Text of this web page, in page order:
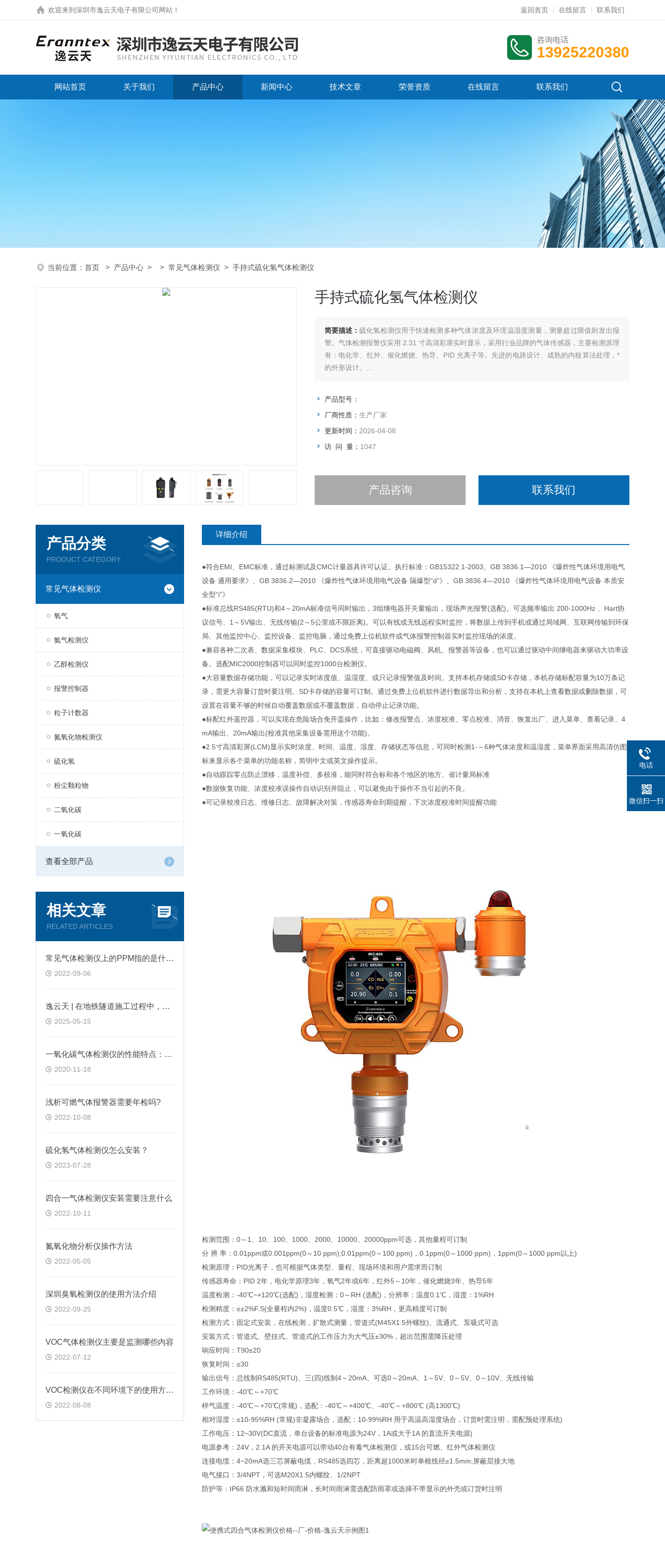
欢迎来到 深圳市逸云天电子有限公司网站 ！ 返回首页 在线留言 联系我们
咨询电话
13925220380
网站首页 关于我们 产品中心 新闻中心 技术文章 荣誉资质 在线留言 联系我们
当前位置： 首页 > 产品中心 > > 常见气体检测仪 > 手持式硫化氢气体检测仪
手持式硫化氢气体检测仪
简要描述： 硫化氢检测仪用于快速检测多种气体浓度及环境温湿度测量，测量超过限值则发出报
警。气体检测报警仪采用 2.31 寸高清彩屏实时显示，采用行业品牌的气体传感器，主要检测原理
有：电化学、红外、催化燃烧、热导、PID 光离子等。先进的电路设计、成熟的内核算法处理，*
的外形设计。
产品型号：
厂商性质： 生产厂家
更新时间： 2026-04-08
访 问 量： 1047
产品咨询 联系我们
产品分类
PRODUCT CATEGORY
常见气体检测仪
氧气
氨气检测仪
乙醇检测仪
报警控制器
粒子计数器
氮氧化物检测仪
硫化氢
粉尘颗粒物
二氧化碳
一氧化碳
查看全部产品
相关文章
RELATED ARTICLES
常见气体检测仪上的PPM指的是什么?
2022-09-06
逸云天 | 在地铁隧道施工过程中，便携式气体检测仪是如何预警缺氧环境的？
2025-05-15
一氧化碳气体检测仪的性能特点：逸云天分享
2020-11-18
浅析可燃气体报警器需要年检吗?
2022-10-08
硫化氢气体检测仪怎么安装？
2023-07-28
四合一气体检测仪安装需要注意什么
2022-10-11
氮氧化物分析仪操作方法
2022-05-05
深圳臭氧检测仪的使用方法介绍
2022-09-25
VOC气体检测仪主要是监测哪些内容
2022-07-12
VOC检测仪在不同环境下的使用方法?
2022-08-08
详细介绍
●符合EMI、EMC标准，通过标测试及CMC计量器具许可认证。执行标准：GB15322.1-2003、GB 3836.1—2010 《爆炸性气体环境用电气
设备 通用要求》、GB 3836.2—2010 《爆炸性气体环境用电气设备 隔爆型“d”》、GB 3836.4—2010 《爆炸性气体环境用电气设备 本质安
全型“i”》
●标准总线RS485(RTU)和4～20mA标准信号同时输出，3组继电器开关量输出，现场声光报警(选配)。可选频率输出 200-1000Hz 、Hart协
议信号、1～5V输出、无线传输(2～5公里或不限距离)。可以有线或无线远程实时监控，将数据上传到手机或通过局域网、互联网传输到环保
局、其他监控中心、监控设备、监控电脑，通过免费上位机软件或气体报警控制器实时监控现场的浓度。
●兼容各种二次表、数据采集模块、PLC、DCS系统，可直接驱动电磁阀、风机、报警器等设备，也可以通过驱动中间继电器来驱动大功率设
备。选配MIC2000控制器可以同时监控1000台检测仪。
●大容量数据存储功能，可以记录实时浓度值、温湿度、或只记录报警值及时间。支持本机存储或SD卡存储，本机存储标配容量为10万条记
录，需更大容量订货时要注明。SD卡存储的容量可订制。通过免费上位机软件进行数据导出和分析，支持在本机上查看数据或删除数据，可
设置在容量不够的时候自动覆盖数据或不覆盖数据，自动停止记录功能。
●标配红外遥控器，可以实现在危险场合免开盖操作，比如：修改报警点、浓度校准、零点校准、消音、恢复出厂、进入菜单、查看记录、4
mA输出、20mA输出(校准其他采集设备需用这个功能)。
●2.5寸高清彩屏(LCM)显示实时浓度、时间、温度、湿度、存储状态等信息，可同时检测1-～6种气体浓度和温湿度，菜单界面采用高清仿图
标来显示各个菜单的功能名称，简明中文或英文操作提示。
●自动跟踪零点防止漂移，温度补偿、多校准，能同时符合标和各个地区的地方、省计量局标准
●数据恢复功能、浓度校准误操作自动识别并阻止，可以避免由于操作不当引起的不良。
●可记录校准日志、维修日志、故障解决对策，传感器寿命到期提醒，下次浓度校准时间提醒功能
检测范围：0～1、10、100、1000、2000、10000、20000ppm可选，其他量程可订制
分 辨 率：0.01ppm或0.001ppm(0～10 ppm);0.01ppm(0～100 ppm)，0.1ppm(0～1000 ppm)，1ppm(0～1000 ppm以上)
检测原理：PID光离子，也可根据气体类型、量程、现场环境和用户需求而订制
传感器寿命：PID 2年，电化学原理3年，氧气2年或6年，红外5～10年，催化燃烧3年、热导5年
温度检测：-40℃~+120℃(选配)，湿度检测：0～RH (选配)，分辨率：温度0.1℃，湿度：1%RH
检测精度：≤±2%F.S(全量程内2%)，温度0.5℃，湿度：3%RH，更高精度可订制
检测方式：固定式安装，在线检测，扩散式测量，管道式(M45X1.5外螺纹)、流通式、泵吸式可选
安装方式：管道式、壁挂式。管道式的工作压力为大气压±30%，超出范围需降压处理
响应时间：T90≤20
恢复时间：≤30
输出信号：总线制RS485(RTU)、三(四)线制4～20mA、可选0～20mA、1～5V、0～5V、0～10V、无线传输
工作环境：-40℃～+70℃
样气温度：-40℃～+70℃(常规)，选配：-40℃～+400℃、-40℃～+800℃ (高1300℃)
相对湿度：≤10-95%RH (常规)非凝露场合，选配：10-99%RH 用于高温高湿度场合，订货时需注明，需配预处理系统)
工作电压：12~30V(DC直流，单台设备的标准电源为24V，1A或大于1A 的直流开关电源)
电源参考：24V，2.1A 的开关电源可以带动40台有毒气体检测仪，或15台可燃、红外气体检测仪
连接电缆：4~20mA选三芯屏蔽电缆，RS485选四芯，距离超1000米时单根线径≥1.5mm;屏蔽层接大地
电气接口：3/4NPT，可选M20X1.5内螺纹、1/2NPT
防护等：IP66 防水溅和短时间雨淋，长时间雨淋需选配防雨罩或选择不带显示的外壳或订货时注明
电话
微信扫一扫